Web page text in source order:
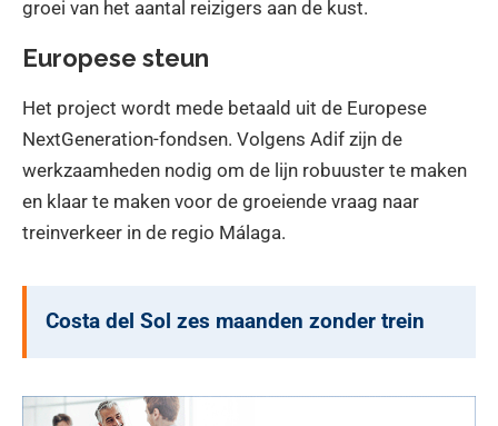
groei van het aantal reizigers aan de kust.
Europese steun
Het project wordt mede betaald uit de Europese
NextGeneration-fondsen. Volgens Adif zijn de
werkzaamheden nodig om de lijn robuuster te maken
en klaar te maken voor de groeiende vraag naar
treinverkeer in de regio Málaga.
Costa del Sol zes maanden zonder trein